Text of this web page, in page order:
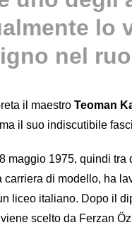
lo
nel
il maestro Teoman
il suo indiscutibile
maggio 1975, quindi
di modello, ha
liceo italiano. Dopo il
scelto da Ferzan